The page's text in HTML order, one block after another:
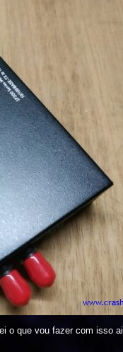
que vou fazer com isso